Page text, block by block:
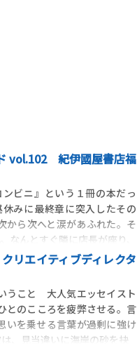
vol.102 紀伊國屋書店福
ビニ』という１冊の本だっ
みに最終章に突入したその
から次へと涙があふれた。そ
んとすぐ隣に店長が座り、
リエイティブディレクタ
うこと 大人気エッセイスト
のこころを疲弊させる。言
いを乗せる言葉が過剰に強け
、見当違いに海岸の砂を抉